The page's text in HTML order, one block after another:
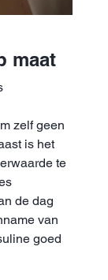
maat
zelf geen
is het
te
de dag
van
goed